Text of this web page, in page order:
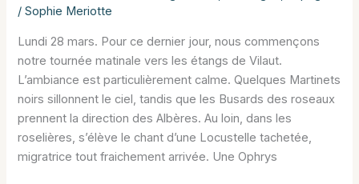
/Sophie Meriotte
Lundi 28 mars. Pour ce dernier jour, nous commençons
notre tournée matinale vers les étangs de Vilaut.
L’ambiance est particulièrement calme. Quelques Martinets
noirs sillonnent le ciel, tandis que les Busards des roseaux
prennent la direction des Albères. Au loin, dans les
roselières, s’élève le chant d’une Locustelle tachetée,
migratrice tout fraichement arrivée. Une Ophrys